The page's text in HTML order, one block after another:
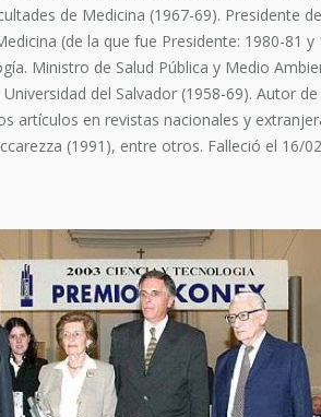
de Medicina (1967-69). Presidente
(de la que fue Presidente: 1980-81
Ministro de Salud Pública y Medio
del Salvador (1958-69). Autor
artículos en revistas nacionales y
(1991), entre otros. Falleció el 16/